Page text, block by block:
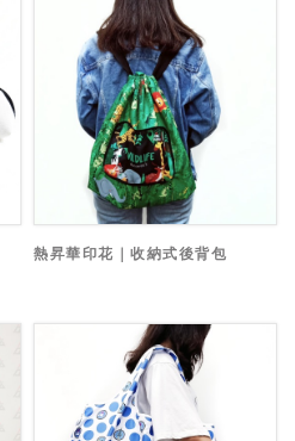
熱昇華印花｜收納式後背包